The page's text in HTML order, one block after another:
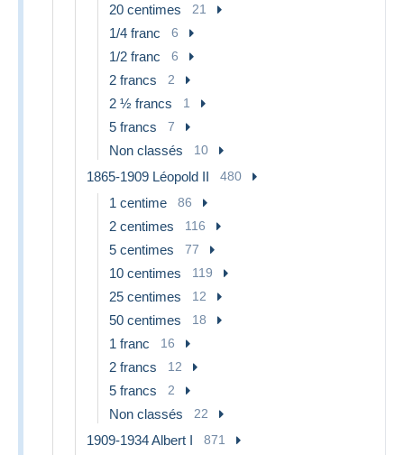
20 centimes 21
1/4 franc 6
1/2 franc 6
2 francs 2
2 ½ francs 1
5 francs 7
Non classés 10
1865-1909 Léopold II 480
1 centime 86
2 centimes 116
5 centimes 77
10 centimes 119
25 centimes 12
50 centimes 18
1 franc 16
2 francs 12
5 francs 2
Non classés 22
1909-1934 Albert I 871